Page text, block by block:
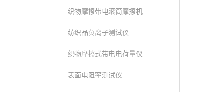
织物摩擦带电滚筒摩擦机
纺织品负离子测试仪
织物摩擦式带电电荷量仪
表面电阻率测试仪